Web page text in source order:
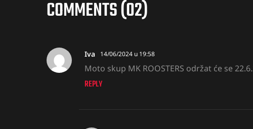
COMMENTS (02)
Iva 14/06/2024 u 19:58
Moto skup MK ROOSTERS održat će se
REPLY